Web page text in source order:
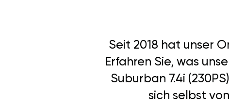
Seit 2018 hat unser
Erfahren Sie, was
Suburban 7.4i
sich selbst